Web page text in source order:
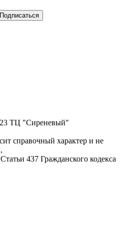
ТЦ "Сиреневый"
справочный характер и не
437 Гражданского кодекса